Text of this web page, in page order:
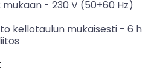
mukaan- 230 V (50+60 Hz)
kellotaulun mukaisesti- 6 h